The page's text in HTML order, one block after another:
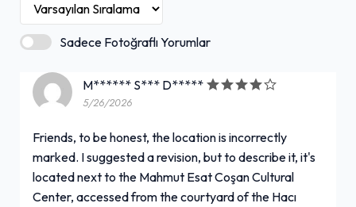
Sadece Fotoğraflı Yorumlar
M****** S*** D*****
5/26/2026
Friends, to be honest, the location is incorrectly
marked. I suggested a revision, but to describe it, it's
located next to the Mahmut Esat Coşan Cultural
Center, accessed from the courtyard of the Hacı